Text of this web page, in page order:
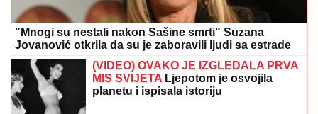
"Mnogi su nestali nakon Sašine smrti" Suzana
Jovanović otkrila da su je zaboravili ljudi sa estrade
(VIDEO) OVAKO JE IZGLEDALA PRVA
MIS SVIJETA Ljepotom je osvojila
planetu i ispisala istoriju